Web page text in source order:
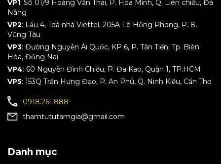
VP1: Số 01/9 Hoàng Văn Thái, P. Hòa Mình, Q. Liên chiểu, Đà
Nẵng
VP2: Lầu 4, Toà nhà Viettel, 205A Lê Hồng Phong, P. 8,
Vũng Tàu
VP3: Đường Nguyễn Ái Quốc, KP 6, P. Tân Tiến, Tp. Biên
Hòa, Đồng Nai
VP4: 60 Nguyễn Đình Chiểu, P. Đa Kao, Quận 1, TP.HCM
VP5: 153Q Trần Hưng Đạo, P. An Phú, Q. Ninh Kiều, Cần Thơ
0918.261.888
thamtututamgia@gmail.com
Danh mục